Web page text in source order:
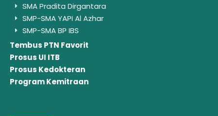
SMA Pradita Dirgantara
SMP-SMA YAPI Al Azhar
SMP-SMA BP IBS
Tembus PTN Favorit
Prosus UI ITB
Prosus Kedokteran
Program Kemitraan